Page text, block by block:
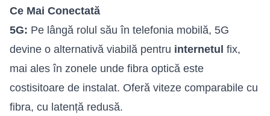
Ce Mai Conectată
5G: Pe lângă rolul său în telefonia mobilă, 5G
devine o alternativă viabilă pentru internetul fix,
mai ales în zonele unde fibra optică este
costisitoare de instalat. Oferă viteze comparabile cu
fibra, cu latență redusă.